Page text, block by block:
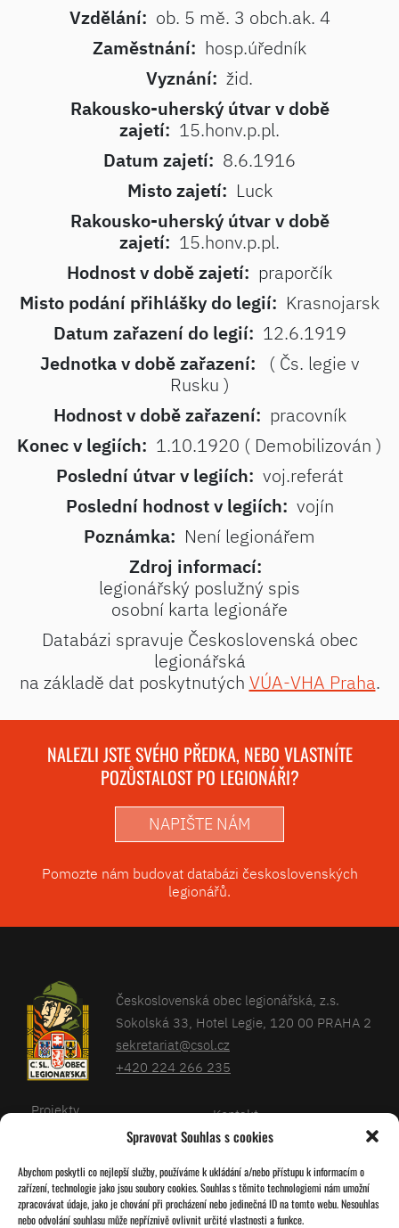
Spravovat Souhlas s cookies
Abychom poskytli co nejlepší služby, používáme k ukládání a/nebo přístupu k informacím o
zařízení, technologie jako jsou soubory cookies. Souhlas s těmito technologiemi nám umožní
zpracovávat údaje, jako je chování při procházení nebo jedinečná ID na tomto webu. Nesouhlas
nebo odvolání souhlasu může nepříznivě ovlivnit určité vlastnosti a funkce.
Vzdělání: ob. 5 mě. 3 obch.ak. 4
Zaměstnání: hosp.úředník
Vyznání: žid.
Rakousko-uherský útvar v době
zajetí: 15.honv.p.pl.
Datum zajetí: 8.6.1916
Misto zajetí: Luck
Rakousko-uherský útvar v době
zajetí: 15.honv.p.pl.
Hodnost v době zajetí: praporčík
Misto podání přihlášky do legií: Krasnojarsk
Datum zařazení do legií: 12.6.1919
Jednotka v době zařazení:
( Čs. legie v
Rusku )
Hodnost v době zařazení: pracovník
Konec v legiích: 1.10.1920 ( Demobilizován )
Poslední útvar v legiích: voj.referát
Poslední hodnost v legiích: vojín
Poznámka: Není legionářem
Zdroj informací:
legionářský poslužný spis
osobní karta legionáře
Databázi spravuje Československá obec
legionářská
na základě dat poskytnutých VÚA-VHA Praha.
NALEZLI JSTE SVÉHO PŘEDKA, NEBO VLASTNÍTE
POZŮSTALOST PO LEGIONÁŘI?
NAPIŠTE NÁM
Pomozte nám budovat databázi československých
legionářů.
Československá obec legionářská, z.s.
Sokolská 33, Hotel Legie, 120 00 PRAHA 2
sekretariat@csol.cz
+420 224 266 235
Projekty
Kalendář
O nás
Kontakt
Databáze legionářů
Pro členy
Zásady cookies